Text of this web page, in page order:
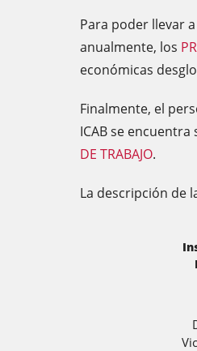
Para poder llevar
anualmente, los
económicas
Finalmente, el
ICAB se
DE TRABAJO.
La descripción de